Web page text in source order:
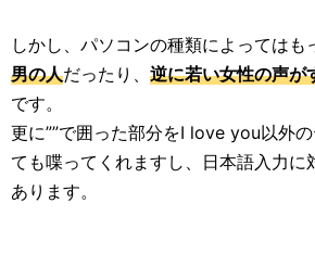
しかし、パソコンの種類によってはも
男の人だったり、 逆に若い女性の声が
です。
更に””で囲った部分をI love you以外
ても喋ってくれますし、日本語入力に
あります。